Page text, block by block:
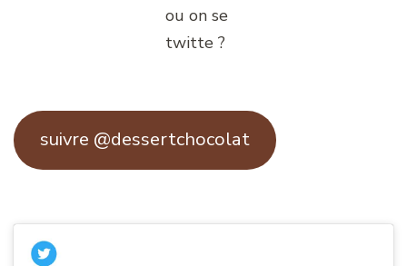
ou on se
twitte ?
suivre @dessertchocolat